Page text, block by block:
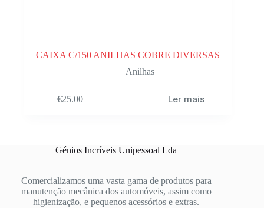
CAIXA C/150 ANILHAS COBRE DIVERSAS
Anilhas
€25.00 Ler mais
Génios Incríveis Unipessoal Lda
Comercializamos uma vasta gama de produtos para
manutenção mecânica dos automóveis, assim como
higienização, e pequenos acessórios e extras.